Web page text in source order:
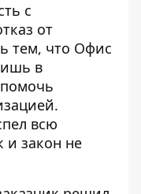
с
от
тем, что Офис
в
всю
и закон не